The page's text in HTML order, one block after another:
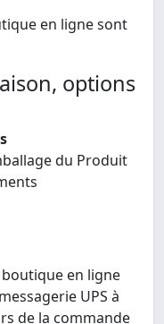
en ligne sont
options
du Produit
boutique en ligne
UPS à
de la commande